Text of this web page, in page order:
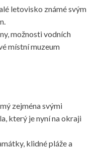
letovisko známé svým
možnosti vodních
místní muzeum
zejména svými
který je nyní na okraji
klidné pláže a